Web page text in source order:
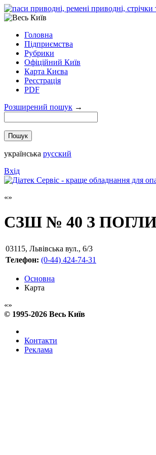
Головна
Підприємства
Рубрики
Офіційний Київ
Карта Києва
Реєстрація
PDF
Розширений пошук →
українська русский
Вхід
СЗШ № 40 З
03115, Львівська вул., 6/3
Телефон: (0-44) 424-74-31
Основна
Карта
© 1995-2026 Весь Київ
Контакти
Реклама